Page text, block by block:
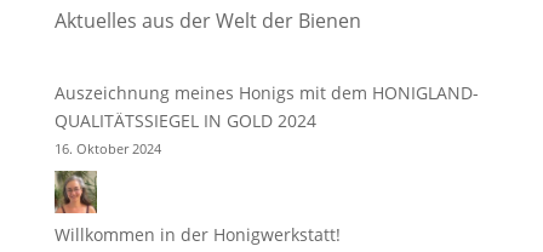
Aktuelles aus der Welt der Bienen
Auszeichnung meines Honigs mit dem HONIGLAND-
QUALITÄTSSIEGEL IN GOLD 2024
16. Oktober 2024
Willkommen in der Honigwerkstatt!